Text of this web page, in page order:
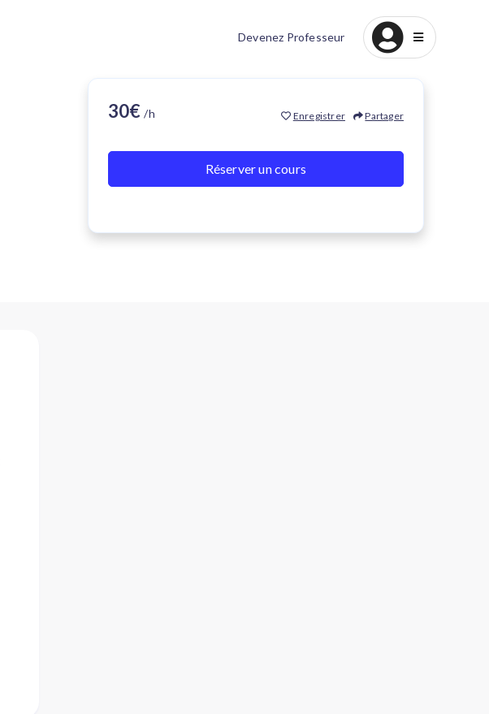
Devenez Professeur
30€/h Enregistrer Partager
Réserver un cours